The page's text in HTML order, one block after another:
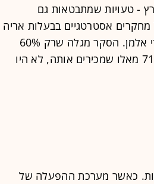
- טעויות שמתבטאות גם
בתוצאות סקר שבוצע עבור "גלובס" ע"י חברת TRI מחקרים אסטרטגיים בבעלות אריה
רותם, חברת הייעוץ TACK אסטרטגיות צמיחה ואורי אלמן. הסקר מגלה שרק 60%
מהצרכנים מכירים את מערכת ההפעלה הזו, וש-71% מאלו שמכירים אותה, לא היו
כאשר מערכת ההפעלה של